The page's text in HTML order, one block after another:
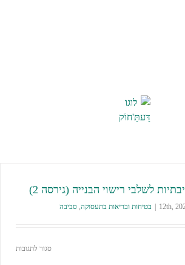
לשלבי רישוי הבנייה (גירסה 2)
| בטיחות ובריאות בתעסוקה,סביבה
סגור לתגובות